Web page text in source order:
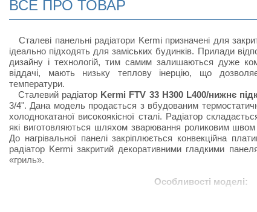
ВСЕ ПРО ТОВАР
Сталеві панельні радіатори Kermi призначені для
ідеально підходять для заміських будинків. Прилади
дизайну і технологій, тим самим залишаються дуже
віддачі, мають низьку теплову інерцію, що
температури.
Сталевий радіатор Kermi FTV 33 H300 L400/нижнє
3/4". Дана модель продається з вбудованим
холоднокатаної високоякісної сталі. Радіатор
які виготовляються шляхом зварювання роликовим
До нагрівальної панелі закріплюється конвекційна
радіатор Kermi закритий декоративними гладкими
«гриль».
Особливості моделі: